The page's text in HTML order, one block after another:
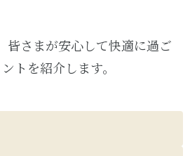
皆さまが安心して快適に過ご
トを紹介します。